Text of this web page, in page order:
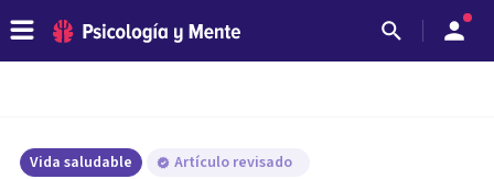
Vida saludable Artículo revisado